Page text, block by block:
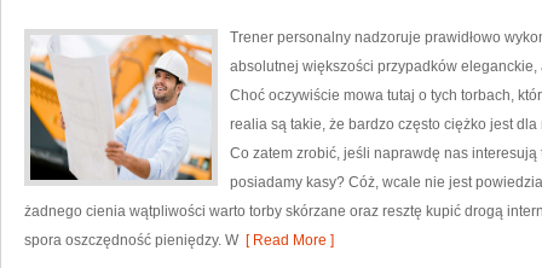
Trener personalny nadzoruje prawidłowo
absolutnej większości przypadków
Choć oczywiście mowa tutaj o tych torbach,
realia są takie, że bardzo często ciężko jest
Co zatem zrobić, jeśli naprawdę nas
posiadamy kasy? Cóż, wcale nie jest
żadnego cienia wątpliwości warto torby skórzane oraz resztę kupić drogą
spora oszczędność pieniędzy. W [ Read More ]